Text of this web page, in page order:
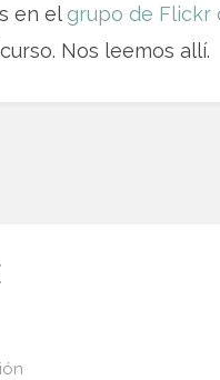
en el grupo de Flickr
Nos leemos allí.